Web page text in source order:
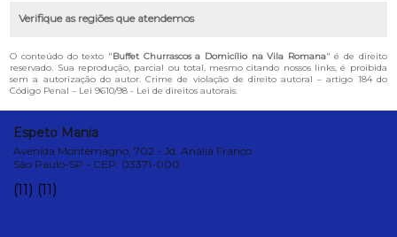
Verifique as regiões que atendemos
O conteúdo do texto "Buffet Churrascos a Domicílio na Vila Romana" é de direito
reservado. Sua reprodução, parcial ou total, mesmo citando nossos links, é proibida
sem a autorização do autor. Crime de violação de direito autoral – artigo 184 do
Código Penal – Lei 9610/98 - Lei de direitos autorais.
Espeto Mania
Avenida Montemagno, 702 - Jd. Anália Franco
São Paulo-SP - CEP: 03371-000
(11) (11)